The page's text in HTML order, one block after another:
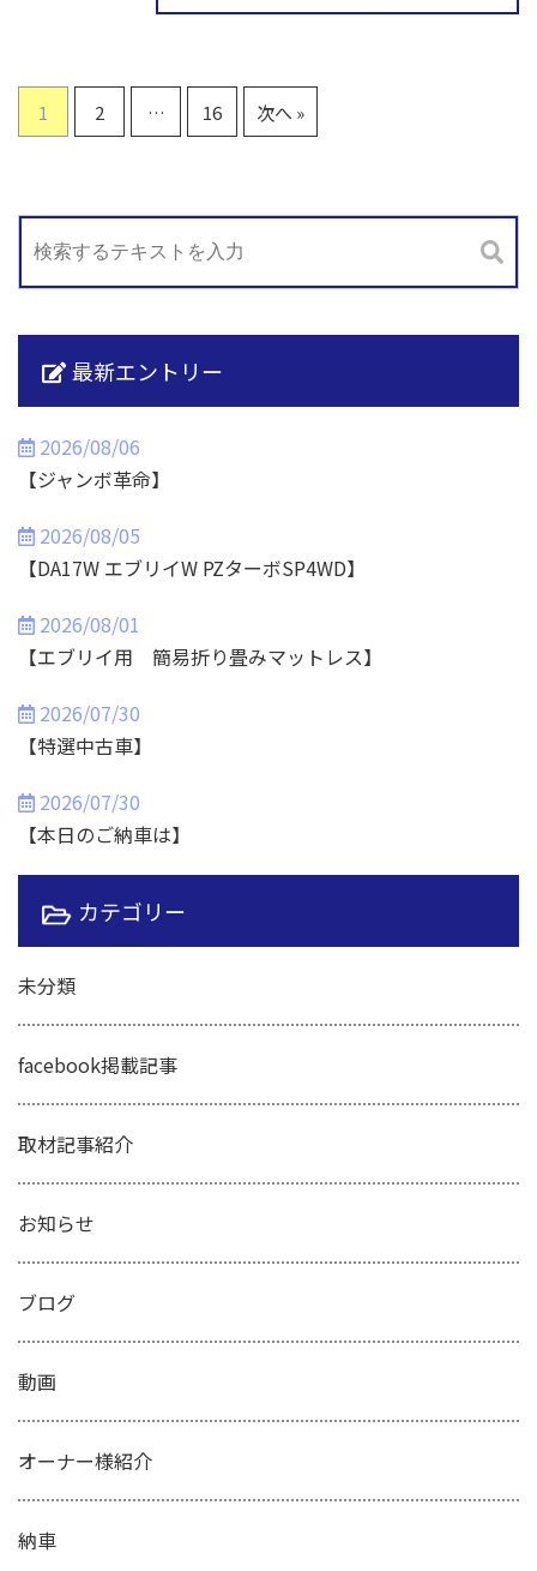
1 2 … 16 次へ »
最新エントリー
2026/08/06
【ジャンボ革命】
2026/08/05
【DA17W エブリイW PZターボSP4WD】
2026/08/01
【エブリイ用 簡易折り畳みマットレス】
2026/07/30
【特選中古車】
2026/07/30
【本日のご納車は】
カテゴリー
未分類
facebook掲載記事
取材記事紹介
お知らせ
ブログ
動画
オーナー様紹介
納車